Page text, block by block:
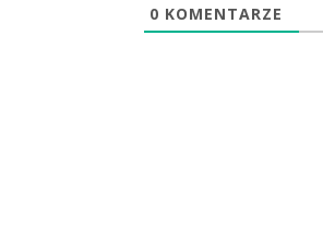
0 KOMENTARZE